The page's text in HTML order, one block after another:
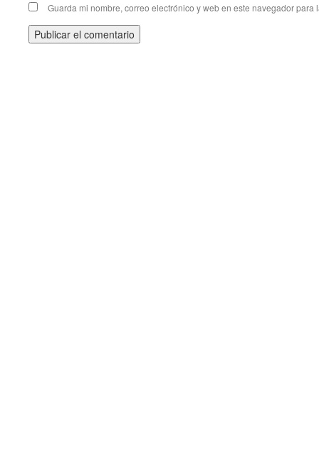
Guarda mi nombre, correo electrónico y web en este navegador para